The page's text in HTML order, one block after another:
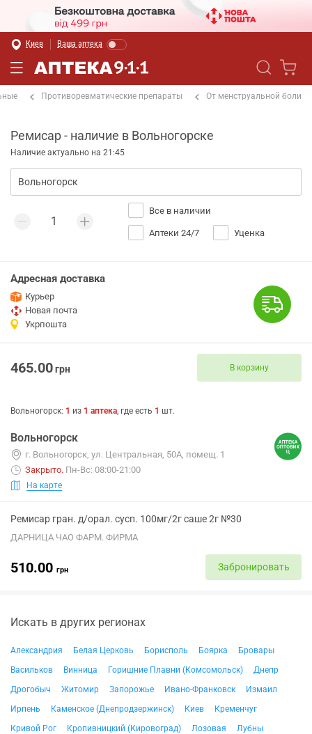
Киев Ваша аптека
Противоревматические препараты От менструальной боли
Ремисар - наличие в Вольногорске
Наличие актуально на 21:45
Все в наличии
Аптеки 24/7 Уценка
Адресная доставка
Курьер
Новая почта
Укрпошта
465.00грн В корзину
Вольногорск: 1 из 1 аптека, где есть 1 шт.
Вольногорск
г. Вольногорск, ул. Центральная, 50А, помещ. 1
Закрыто. Пн-Вс: 08:00-21:00
На карте
Ремисар гран. д/орал. сусп. 100мг/2г саше 2г №30
ДАРНИЦА ЧАО ФАРМ. ФИРМА
510.00 грн Забронировать
Искать в других регионах
Александрия Белая Церковь Борисполь Боярка
Бровары
Васильков
Винница Горишние Плавни (Комсомольск)
Днепр
Дрогобыч
Житомир Запорожье Ивано-Франковск
Измаил
Ирпень
Каменское (Днепродзержинск) Киев
Кременчуг
Кривой Рог
Кропивницкий (Кировоград) Лозовая
Лубны